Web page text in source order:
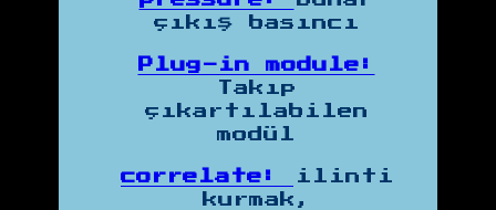
çıkış basıncı
Plug-in module:
Takıp
çıkartılabilen
modül
correlate:
ilinti
kurmak,